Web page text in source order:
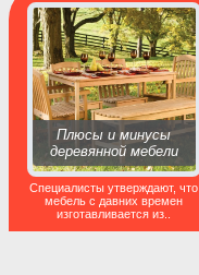
Плюсы и минусы
деревянной мебели
Специалисты утверждают, что
мебель с давних времен
изготавливается из..